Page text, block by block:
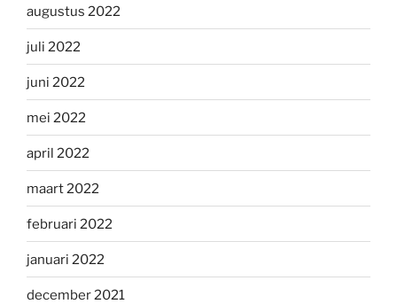
augustus 2022
juli 2022
juni 2022
mei 2022
april 2022
maart 2022
februari 2022
januari 2022
december 2021